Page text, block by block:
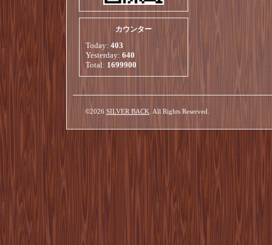
カウンター
Today: 403
Yesterday: 640
Total: 1699900
©2026 SILVER BACK . All Rights Reserved.